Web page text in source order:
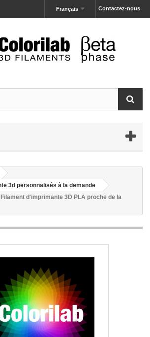
Contactez-nous
Français
3d personnalisés à la demande
Filament d'imprimante 3D PLA proche de la